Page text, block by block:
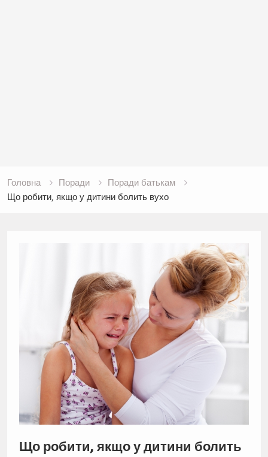
Головна Поради
Поради батькам
Що робити, якщо у дитини болить вухо
Що робити, якщо у дитини болить